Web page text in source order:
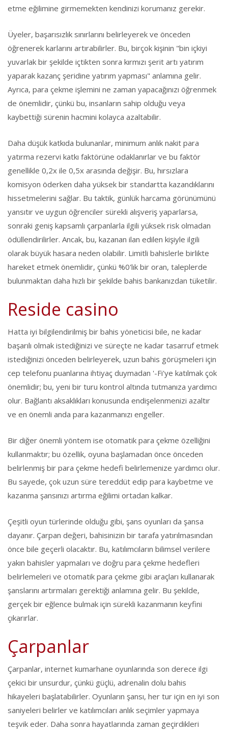
etme eğilimine girmemekten kendinizi korumanız gerekir.
Üyeler, başarısızlık sınırlarını belirleyerek ve önceden
öğrenerek karlarını artırabilirler. Bu, birçok kişinin "bin içkiyi
yuvarlak bir şekilde içtikten sonra kırmızı şerit artı yatırım
yaparak kazanç şeridine yatırım yapması" anlamına gelir.
Ayrıca, para çekme işlemini ne zaman yapacağınızı öğrenmek
de önemlidir, çünkü bu, insanların sahip olduğu veya
kaybettiği sürenin hacmini kolayca azaltabilir.
Daha düşük katkıda bulunanlar, minimum anlık nakit para
yatırma rezervi katkı faktörüne odaklanırlar ve bu faktör
genellikle 0,2x ile 0,5x arasında değişir. Bu, hırsızlara
komisyon öderken daha yüksek bir standartta kazandıklarını
hissetmelerini sağlar. Bu taktik, günlük harcama görünümünü
yansıtır ve uygun öğrenciler sürekli alışveriş yaparlarsa,
sonraki geniş kapsamlı çarpanlarla ilgili yüksek risk olmadan
ödüllendirilirler. Ancak, bu, kazanan ilan edilen kişiyle ilgili
olarak büyük hasara neden olabilir. Limitli bahislerle birlikte
hareket etmek önemlidir, çünkü %0'lık bir oran, taleplerde
bulunmaktan daha hızlı bir şekilde bahis bankanızdan tüketilir.
Reside casino
Hatta iyi bilgilendirilmiş bir bahis yöneticisi bile, ne kadar
başarılı olmak istediğinizi ve süreçte ne kadar tasarruf etmek
istediğinizi önceden belirleyerek, uzun bahis görüşmeleri için
cep telefonu puanlarına ihtiyaç duymadan '-Fi'ye katılmak çok
önemlidir; bu, yeni bir turu kontrol altında tutmanıza yardımcı
olur. Bağlantı aksaklıkları konusunda endişelenmenizi azaltır
ve en önemli anda para kazanmanızı engeller.
Bir diğer önemli yöntem ise otomatik para çekme özelliğini
kullanmaktır; bu özellik, oyuna başlamadan önce önceden
belirlenmiş bir para çekme hedefi belirlemenize yardımcı olur.
Bu sayede, çok uzun süre tereddüt edip para kaybetme ve
kazanma şansınızı artırma eğilimi ortadan kalkar.
Çeşitli oyun türlerinde olduğu gibi, şans oyunları da şansa
dayanır. Çarpan değeri, bahisinizin bir tarafa yatırılmasından
önce bile geçerli olacaktır. Bu, katılımcıların bilimsel verilere
yakın bahisler yapmaları ve doğru para çekme hedefleri
belirlemeleri ve otomatik para çekme gibi araçları kullanarak
şanslarını artırmaları gerektiği anlamına gelir. Bu şekilde,
gerçek bir eğlence bulmak için sürekli kazanmanın keyfini
çıkarırlar.
Çarpanlar
Çarpanlar, internet kumarhane oyunlarında son derece ilgi
çekici bir unsurdur, çünkü güçlü, adrenalin dolu bahis
hikayeleri başlatabilirler. Oyunların şansı, her tur için en iyi son
saniyeleri belirler ve katılımcıları anlık seçimler yapmaya
teşvik eder. Daha sonra hayatlarında zaman geçirdikleri